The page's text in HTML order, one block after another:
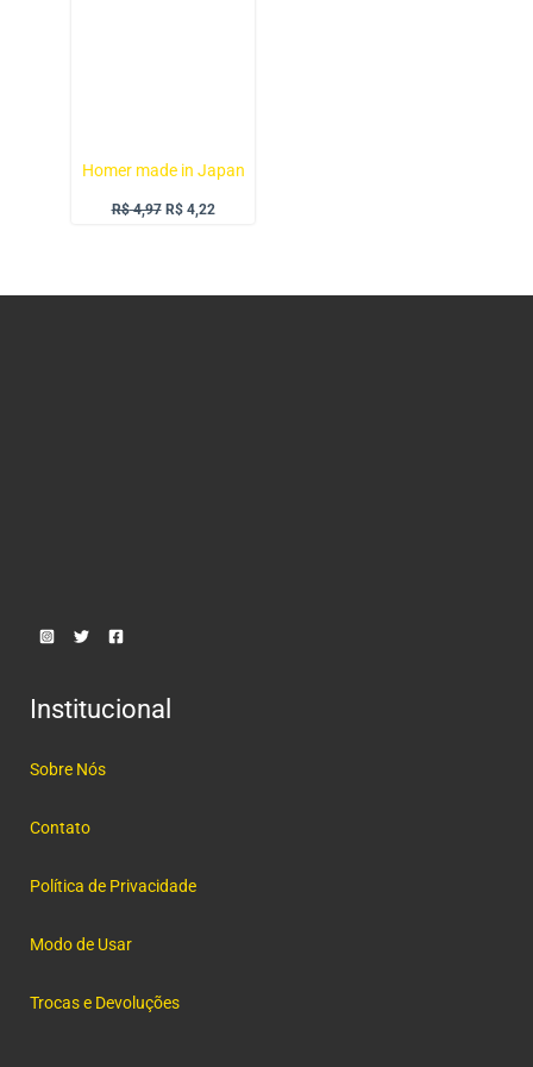
Homer made in Japan
R$4,97 R$4,22
Institucional
Sobre Nós
Contato
Política de Privacidade
Modo de Usar
Trocas e Devoluções